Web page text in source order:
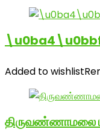
Added to wishlist
திருவண்ணாமலை